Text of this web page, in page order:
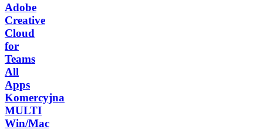
Adobe
Creative
Cloud
for
Teams
All
Apps
Komercyjna
MULTI
Win/Mac